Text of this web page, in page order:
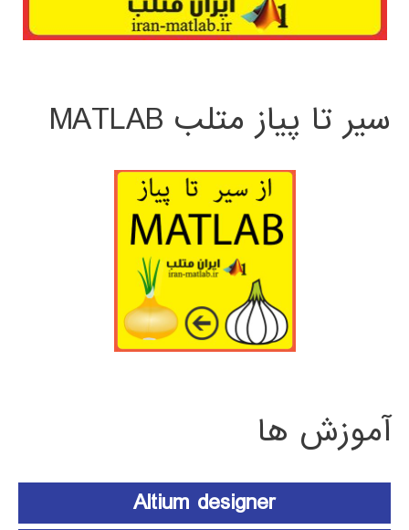
سیر تا پیاز متلب MATLAB
آموزش ها
Altium designer